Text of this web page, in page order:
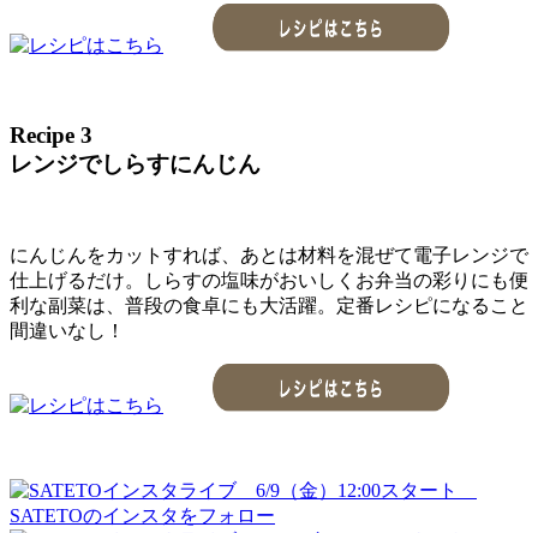
Recipe 3
レンジでしらすにんじん
にんじんをカットすれば、あとは材料を混ぜて電子レンジで
仕上げるだけ。しらすの塩味がおいしくお弁当の彩りにも便
利な副菜は、普段の食卓にも大活躍。定番レシピになること
間違いなし！